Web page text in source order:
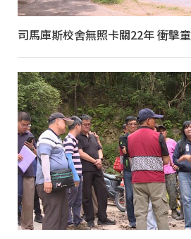
司馬庫斯校舍無照卡關22年 衝擊